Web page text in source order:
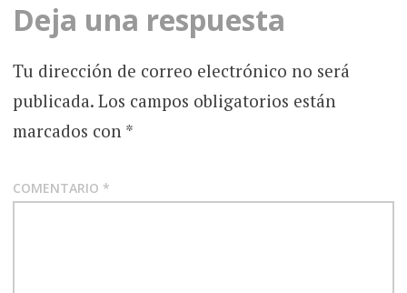
Deja una respuesta
Tu dirección de correo electrónico no será
publicada. Los campos obligatorios están
marcados con *
COMENTARIO *